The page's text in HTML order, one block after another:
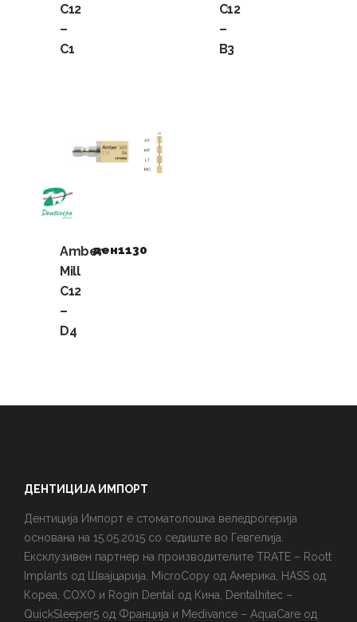
C12
–
C1
C12
–
B3
Amber
Mill
C12
–
D4
ден1130
ДЕНТИЦИЈА ИМПОРТ
Дентиција Импорт е стоматолошка веледрогерија
основана на 15.05.2015 со седиште во Гевгелија.
Ексклузивен партнер на производителите TRATE – Roott
Implants од Швајцарија, MicroCopy од Америка, HASS од
Кореа, COXO и Rogin Dental од Кина, Dentalhitec –
QuickSleeper5 од Франција и Medivance – AquaCare од